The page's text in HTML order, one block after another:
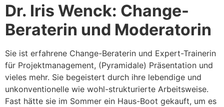
Dr. Iris Wenck: Change-
Beraterin und Moderatorin
Sie ist erfahrene Change-Beraterin und Expert-Trainerin
für Projektmanagement, (Pyramidale) Präsentation und
vieles mehr. Sie begeistert durch ihre lebendige und
unkonventionelle wie wohl-strukturierte Arbeitsweise.
Fast hätte sie im Sommer ein Haus-Boot gekauft, um es